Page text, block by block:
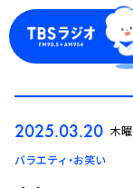
ログ
2025.03.20 木
バラエティ・お笑い